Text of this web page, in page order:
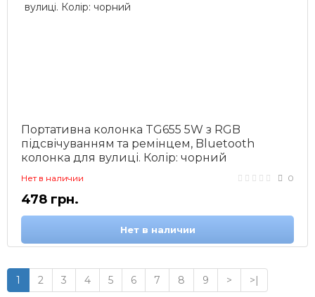
Портативна колонка TG655 5W з RGB
підсвічуванням та ремінцем, Bluetooth
колонка для вулиці. Колір: чорний
Нет в наличии 0
478 грн.
Нет в наличии
1 2 3 4 5 6 7 8 9 > >|